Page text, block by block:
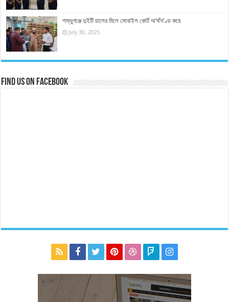
শম্ভুগঞ্জে দুইটি চালের মিলে মোবাইল কোর্ট অ’র্থ’দ’ণ্ড করে
July 30, 2025
Find us on Facebook